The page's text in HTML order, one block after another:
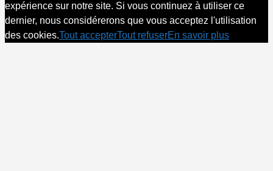
expérience sur notre site. Si vous continuez à utiliser ce
dernier, nous considérerons que vous acceptez l'utilisation
des cookies.Tout accepterTout refuserEn savoir plus